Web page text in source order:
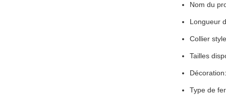
Nom du
Longueur
Collier
Tailles
Type de